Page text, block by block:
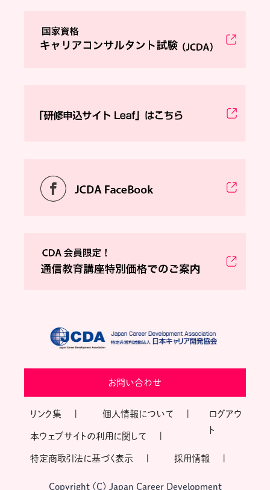
お問い合わせ
リンク集 個人情報について
本ウェブサイトの利用に関して
特定商取引法に基づく表示 採用情報
ログアウ
ト
Copyright (C) Japan Career Development